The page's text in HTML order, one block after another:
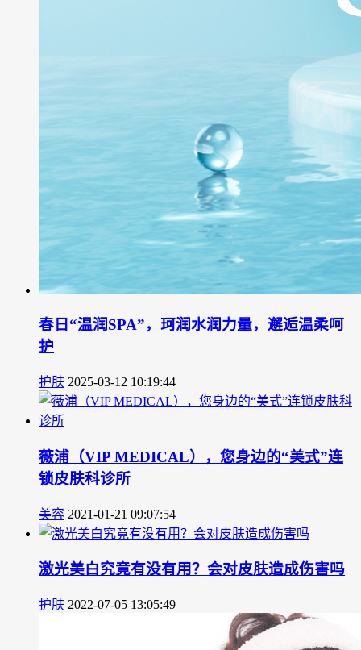
春日“温润SPA”，珂润水润力量，邂逅温柔呵
护
护肤 2025-03-12 10:19:44
薇浦（VIP MEDICAL），您身边的“美式”连
锁皮肤科诊所
美容 2021-01-21 09:07:54
激光美白究竟有没有用？会对皮肤造成伤害吗
护肤 2022-07-05 13:05:49